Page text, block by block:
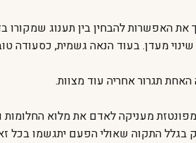
האפשרות להבחין בין תענוג שמקורו
מעדן. בעוד הנאה גשמית, כסעודה
תגרור אחריה עוד מצוות.
מעניקה לאדם את מלוא החלומות
התקוה שאולי הפעם יתגשמו בכל